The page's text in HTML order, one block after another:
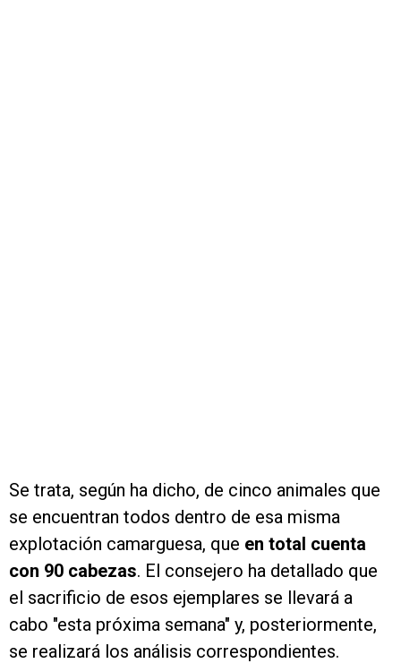
Se trata, según ha dicho, de cinco animales que
se encuentran todos dentro de esa misma
explotación camarguesa, que en total cuenta
con 90 cabezas. El consejero ha detallado que
el sacrificio de esos ejemplares se llevará a
cabo "esta próxima semana" y, posteriormente,
se realizará los análisis correspondientes.